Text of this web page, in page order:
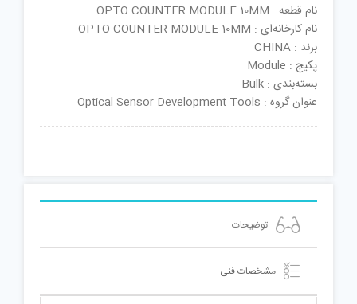
نام قطعه : OPTO COUNTER MODULE 10MM
نام کارخانه‌ای : OPTO COUNTER MODULE 10MM
برند : CHINA
پکیج : Module
بسته‌بندی : Bulk
عنوان گروه : Optical Sensor Development Tools
توضیحات
مشخصات فنی